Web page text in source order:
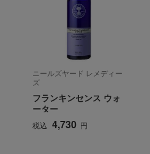
ニールズヤード レメディー
ズ
フランキンセンス ウォ
ーター
税込 4,730 円